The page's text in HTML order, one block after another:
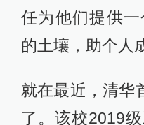
任为他们提供
的土壤，助个人
就在最近，清华
了。该校2019